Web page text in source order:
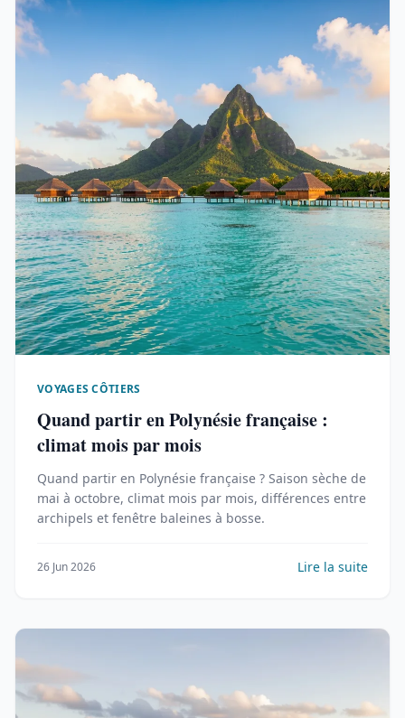
VOYAGES CÔTIERS
Quand partir en Polynésie française :
climat mois par mois
Quand partir en Polynésie française ? Saison sèche de
mai à octobre, climat mois par mois, différences entre
archipels et fenêtre baleines à bosse.
26 Jun 2026 Lire la suite